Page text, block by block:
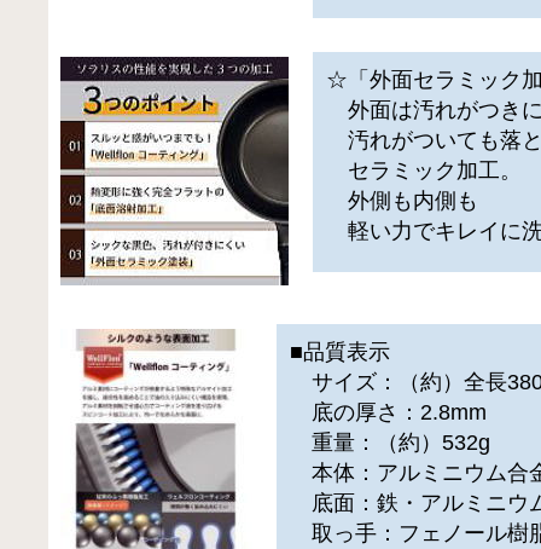
☆「外面セラミック
外面は汚れがつき
汚れがついても落
セラミック加工。
外側も内側も
軽い力でキレイに
■品質表示
サイズ：（約）全長
底の厚さ：2.8mm
重量：（約）532g
本体：アルミニウム合
底面：鉄・アルミニウ
取っ手：フェノール樹